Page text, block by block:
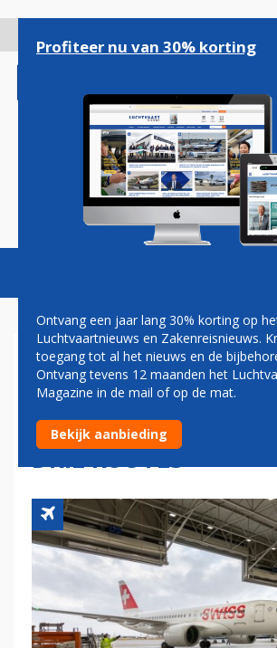
gaan
Magazine Podcasts
PROBLEMEN SWISS-
A220’S HOUDEN AAN:
MAATSCHAPPIJ
DRIE ROUTES
Profiteer nu van 30% korting
Ontvang een jaar lang 30% korting op
Luchtvaartnieuws en Zakenreisnieuws.
toegang tot al het nieuws en de
Ontvang tevens 12 maanden het
Magazine in de mail of op de mat.
Bekijk aanbieding